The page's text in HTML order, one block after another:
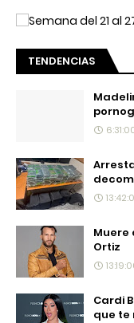
TENDENCIAS
Ortiz
Cardi
que te